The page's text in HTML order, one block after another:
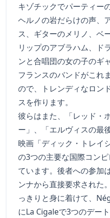
キゾチックでパーティー
ヘルノの岩だらけの声、
ス、ギターのメリノ、ベ
リップのアブラハム、ド
ンと合唱団の女の子のギ
フランスのバンドがこれ
ので、トレンディなロン
スを作ります。
彼らはまた、「レッド・
ー」、「エルヴィスの最
映画「ディック・トレイ
の3つの主要な国際コン
ています。後者への参加
ンナから直接要求された
っきりと身に着けて、
にLa Cigaleで3つのデー